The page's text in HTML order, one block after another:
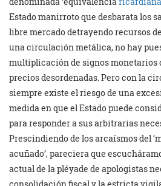
Estado manirroto que desbarata los
libre mercado detrayendo recursos
una circulación metálica, no hay
multiplicación de signos monetarios
precios desordenadas. Pero con la
siempre existe el riesgo de una
medida en que el Estado puede
para responder a sus arbitrarias
Prescindiendo de los arcaísmos del
acuñado’, pareciera que
actual de la pléyade de apologistas